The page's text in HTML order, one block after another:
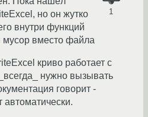
1
но он жутко
внутри функций
мусор вместо файла
криво работает с
нужно вызывать
говорит -
автоматически.